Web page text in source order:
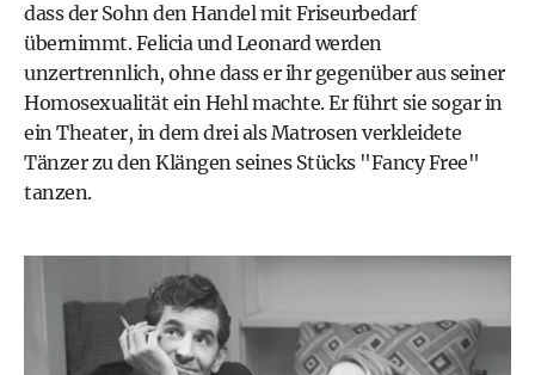
dass der Sohn den Handel mit Friseurbedarf
übernimmt. Felicia und Leonard werden
unzertrennlich, ohne dass er ihr gegenüber aus seiner
Homosexualität ein Hehl machte. Er führt sie sogar in
ein Theater, in dem drei als Matrosen verkleidete
Tänzer zu den Klängen seines Stücks "Fancy Free"
tanzen.